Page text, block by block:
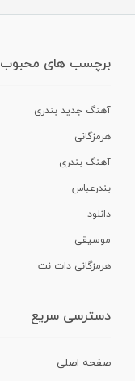
برچسب های محبوب
آهنگ جدید بندری
هرمزگانی
آهنگ بندری
بندرعباس
دانلود
موسیقی
هرمزگانی دات نت
دسترسی سریع
صفحه اصلی